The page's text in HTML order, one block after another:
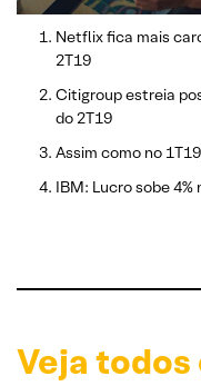
Netflix fica mais
2T19
Citigroup estreia
do 2T19
Assim como no
IBM: Lucro sobe
Veja